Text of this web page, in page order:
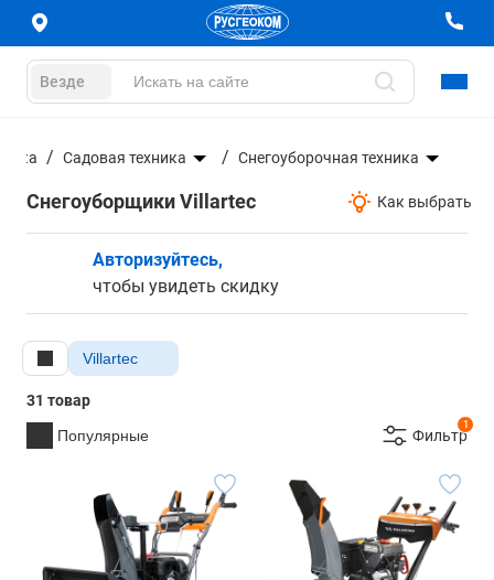
Везде
Садовая техника Снегоуборочная техника
Снегоуборщики Villartec Как выбрать
Авторизуйтесь,
чтобы увидеть скидку
Villartec
31 товар
Популярные
1
Фильтр